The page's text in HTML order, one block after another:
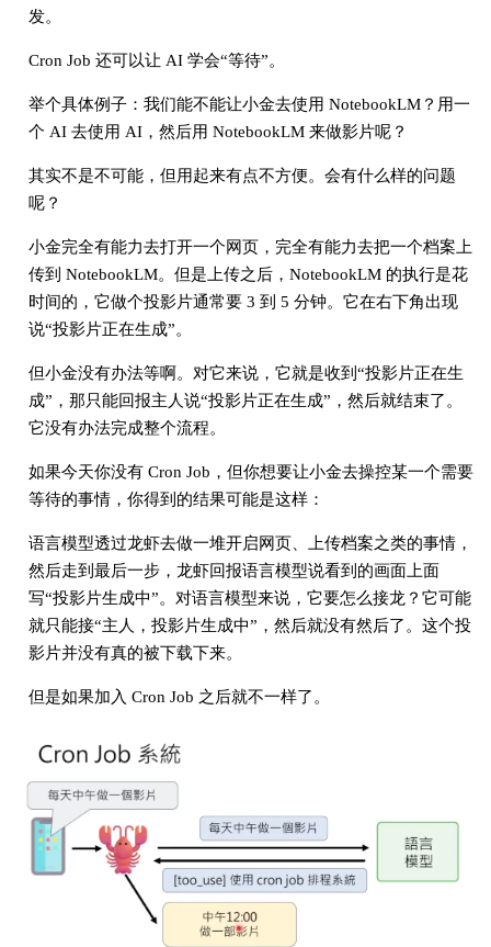
发。
Cron Job 还可以让 AI 学会“等待”。
举个具体例子：我们能不能让小金去使用 NotebookLM？用一
个 AI 去使用 AI，然后用 NotebookLM 来做影片呢？
其实不是不可能，但用起来有点不方便。会有什么样的问题
呢？
小金完全有能力去打开一个网页，完全有能力去把一个档案上
传到 NotebookLM。但是上传之后，NotebookLM 的执行是花
时间的，它做个投影片通常要 3 到 5 分钟。它在右下角出现
说“投影片正在生成”。
但小金没有办法等啊。对它来说，它就是收到“投影片正在生
成”，那只能回报主人说“投影片正在生成”，然后就结束了。
它没有办法完成整个流程。
如果今天你没有 Cron Job，但你想要让小金去操控某一个需要
等待的事情，你得到的结果可能是这样：
语言模型透过龙虾去做一堆开启网页、上传档案之类的事情，
然后走到最后一步，龙虾回报语言模型说看到的画面上面
写“投影片生成中”。对语言模型来说，它要怎么接龙？它可能
就只能接“主人，投影片生成中”，然后就没有然后了。这个投
影片并没有真的被下载下来。
但是如果加入 Cron Job 之后就不一样了。